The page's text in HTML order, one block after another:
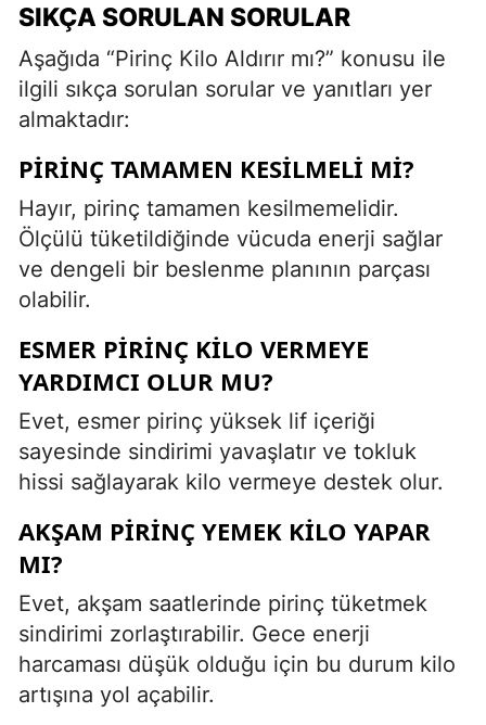
SIKÇA SORULAN SORULAR
Aşağıda “Pirinç Kilo Aldırır mı?” konusu ile
ilgili sıkça sorulan sorular ve yanıtları yer
almaktadır:
PIRINÇ TAMAMEN KESILMELI MI?
Hayır, pirinç tamamen kesilmemelidir.
Ölçülü tüketildiğinde vücuda enerji sağlar
ve dengeli bir beslenme planının parçası
olabilir.
ESMER PIRINÇ KILO VERMEYE
YARDIMCI OLUR MU?
Evet, esmer pirinç yüksek lif içeriği
sayesinde sindirimi yavaşlatır ve tokluk
hissi sağlayarak kilo vermeye destek olur.
AKŞAM PIRINÇ YEMEK KILO YAPAR
MI?
Evet, akşam saatlerinde pirinç tüketmek
sindirimi zorlaştırabilir. Gece enerji
harcaması düşük olduğu için bu durum kilo
artışına yol açabilir.